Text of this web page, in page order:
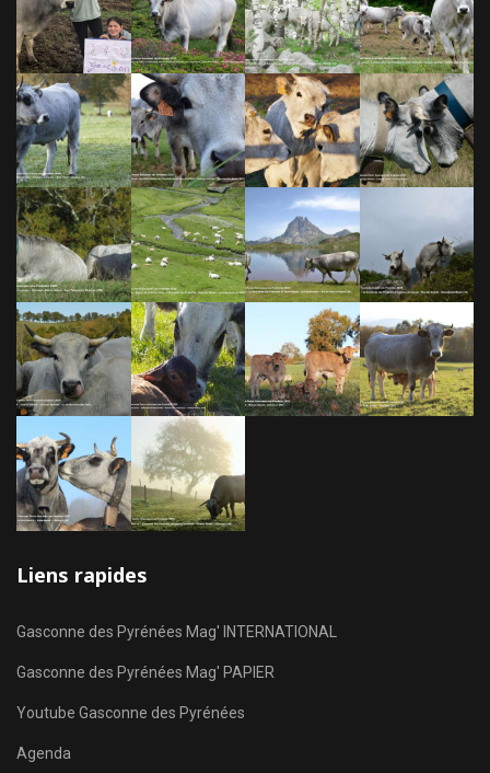
Liens rapides
Gasconne des Pyrénées Mag' INTERNATIONAL
Gasconne des Pyrénées Mag' PAPIER
Youtube Gasconne des Pyrénées
Agenda